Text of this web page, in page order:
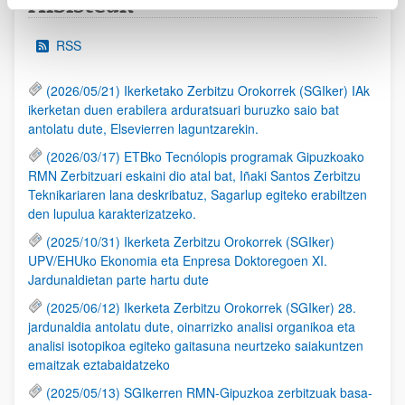
RSS
(2026/05/21) Ikerketako Zerbitzu Orokorrek (SGIker) IAk
ikerketan duen erabilera arduratsuari buruzko saio bat
antolatu dute, Elsevierren laguntzarekin.
(2026/03/17) ETBko Tecnólopis programak Gipuzkoako
RMN Zerbitzuari eskaini dio atal bat, Iñaki Santos Zerbitzu
Teknikariaren lana deskribatuz, Sagarlup egiteko erabiltzen
den lupulua karakterizatzeko.
(2025/10/31) Ikerketa Zerbitzu Orokorrek (SGIker)
UPV/EHUko Ekonomia eta Enpresa Doktoregoen XI.
Jardunaldietan parte hartu dute
(2025/06/12) Ikerketa Zerbitzu Orokorrek (SGIker) 28.
jardunaldia antolatu dute, oinarrizko analisi organikoa eta
analisi isotopikoa egiteko gaitasuna neurtzeko saiakuntzen
emaitzak eztabaidatzeko
(2025/05/13) SGIkerren RMN-Gipuzkoa zerbitzuak basa-